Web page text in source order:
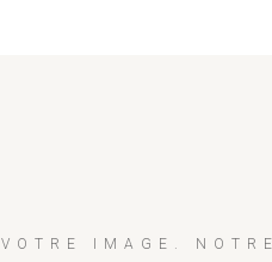
VOTRE IMAGE. NOTRE